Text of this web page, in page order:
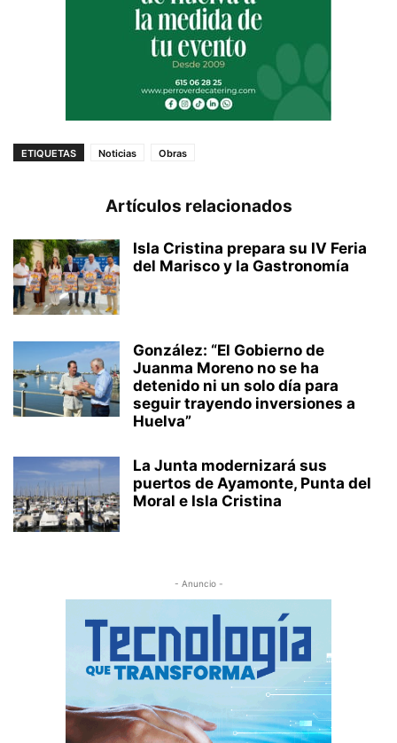
ETIQUETAS Noticias Obras
Artículos relacionados
Isla Cristina prepara su IV Feria
del Marisco y la Gastronomía
González: “El Gobierno de
Juanma Moreno no se ha
detenido ni un solo día para
seguir trayendo inversiones a
Huelva”
La Junta modernizará sus
puertos de Ayamonte, Punta del
Moral e Isla Cristina
- Anuncio -